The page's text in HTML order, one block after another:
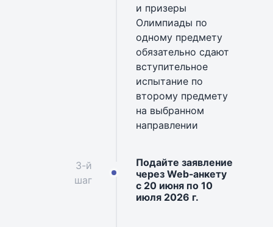
и призеры
Олимпиады по
одному предмету
обязательно сдают
вступительное
испытание по
второму предмету
на выбранном
направлении
3-й
шаг
Подайте заявление
через Web-анкету
с 20 июня по 10
июля 2026 г.